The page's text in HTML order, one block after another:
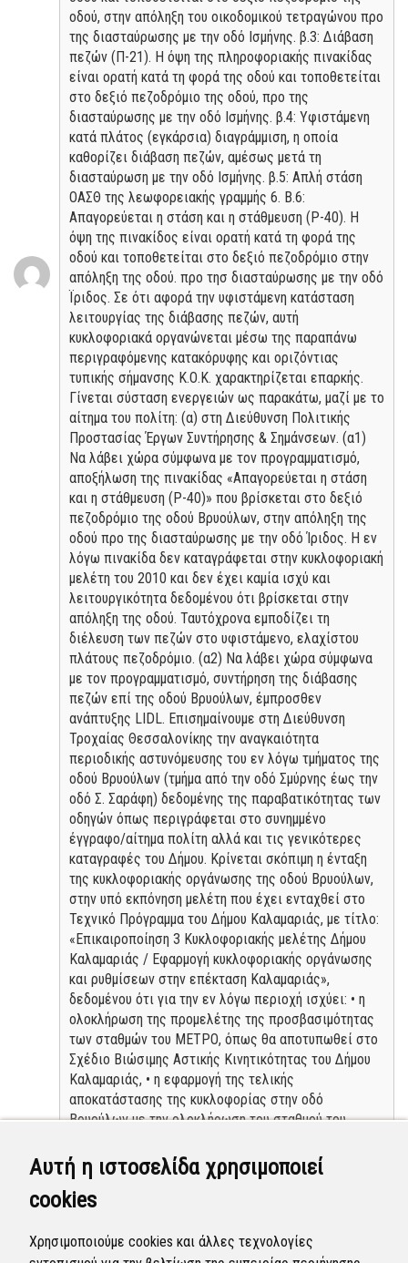
Αυτή η ιστοσελίδα χρησιμοποιεί
cookies
Χρησιμοποιούμε cookies και άλλες τεχνολογίες
οδού, στην απόληξη του οικοδομικού τετραγώνου προ
της διασταύρωσης με την οδό Ισμήνης. β.3: Διάβαση
πεζών (Π-21). Η όψη της πληροφοριακής πινακίδας
είναι ορατή κατά τη φορά της οδού και τοποθετείται
στο δεξιό πεζοδρόμιο της οδού, προ της
διασταύρωσης με την οδό Ισμήνης. β.4: Υφιστάμενη
κατά πλάτος (εγκάρσια) διαγράμμιση, η οποία
καθορίζει διάβαση πεζών, αμέσως μετά τη
διασταύρωση με την οδό Ισμήνης. β.5: Απλή στάση
ΟΑΣΘ της λεωφορειακής γραμμής 6. Β.6:
Απαγορεύεται η στάση και η στάθμευση (Ρ-40). Η
όψη της πινακίδος είναι ορατή κατά τη φορά της
οδού και τοποθετείται στο δεξιό πεζοδρόμιο στην
απόληξη της οδού. προ τησ διασταύρωσης με την οδό
Ϊριδος. Σε ότι αφορά την υφιστάμενη κατάσταση
λειτουργίας της διάβασης πεζών, αυτή
κυκλοφοριακά οργανώνεται μέσω της παραπάνω
περιγραφόμενης κατακόρυφης και οριζόντιας
τυπικής σήμανσης Κ.Ο.Κ. χαρακτηρίζεται επαρκής.
Γίνεται σύσταση ενεργειών ως παρακάτω, μαζί με το
αίτημα του πολίτη: (α) στη Διεύθυνση Πολιτικής
Προστασίας Έργων Συντήρησης & Σημάνσεων. (α1)
Να λάβει χώρα σύμφωνα με τον προγραμματισμό,
αποξήλωση της πινακίδας «Απαγορεύεται η στάση
και η στάθμευση (Ρ-40)» που βρίσκεται στο δεξιό
πεζοδρόμιο της οδού Βρυούλων, στην απόληξη της
οδού προ της διασταύρωσης με την οδό Ίριδος. Η εν
λόγω πινακίδα δεν καταγράφεται στην κυκλοφοριακή
μελέτη του 2010 και δεν έχει καμία ισχύ και
λειτουργικότητα δεδομένου ότι βρίσκεται στην
απόληξη της οδού. Ταυτόχρονα εμποδίζει τη
διέλευση των πεζών στο υφιστάμενο, ελαχίστου
πλάτους πεζοδρόμιο. (α2) Να λάβει χώρα σύμφωνα
με τον προγραμματισμό, συντήρηση της διάβασης
πεζών επί της οδού Βρυούλων, έμπροσθεν
ανάπτυξης LIDL. Επισημαίνουμε στη Διεύθυνση
Τροχαίας Θεσσαλονίκης την αναγκαιότητα
περιοδικής αστυνόμευσης του εν λόγω τμήματος της
οδού Βρυούλων (τμήμα από την οδό Σμύρνης έως την
οδό Σ. Σαράφη) δεδομένης της παραβατικότητας των
οδηγών όπως περιγράφεται στο συνημμένο
έγγραφο/αίτημα πολίτη αλλά και τις γενικότερες
καταγραφές του Δήμου. Κρίνεται σκόπιμη η ένταξη
της κυκλοφοριακής οργάνωσης της οδού Βρυούλων,
στην υπό εκπόνηση μελέτη που έχει ενταχθεί στο
Τεχνικό Πρόγραμμα του Δήμου Καλαμαριάς, με τίτλο:
«Επικαιροποίηση 3 Κυκλοφοριακής μελέτης Δήμου
Καλαμαριάς / Εφαρμογή κυκλοφοριακής οργάνωσης
και ρυθμίσεων στην επέκταση Καλαμαριάς»,
δεδομένου ότι για την εν λόγω περιοχή ισχύει: • η
ολοκλήρωση της προμελέτης της προσβασιμότητας
των σταθμών του ΜΕΤΡΟ, όπως θα αποτυπωθεί στο
Σχέδιο Βιώσιμης Αστικής Κινητικότητας του Δήμου
Καλαμαριάς, • η εφαρμογή της τελικής
αποκατάστασης της κυκλοφορίας στην οδό
Βρυούλων με την ολοκλήρωση του σταθμού του
σηματοδοτούμενος κόμβος και διαβάσεις έμπροσθεν
του σταθμού, • η ύπαρξη σημαντικών παρόδιων
εγκαταστάσεων (σταθμός μετρό, super markets,
του έργου «Στρατηγικές Αστικές Παρεμβάσεις στο